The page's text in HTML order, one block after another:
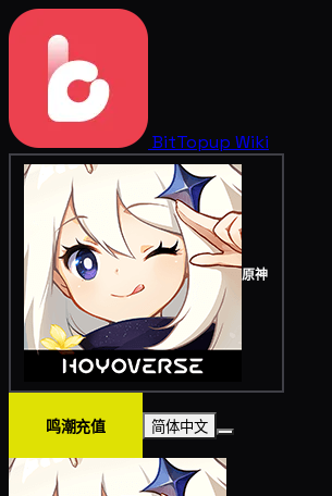
BitTopup Wiki
原神
鸣潮充值 简体中文